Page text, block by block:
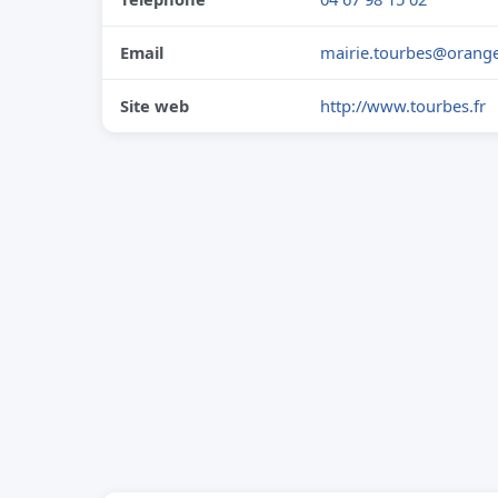
Email
Site web http://www.tourbes.fr